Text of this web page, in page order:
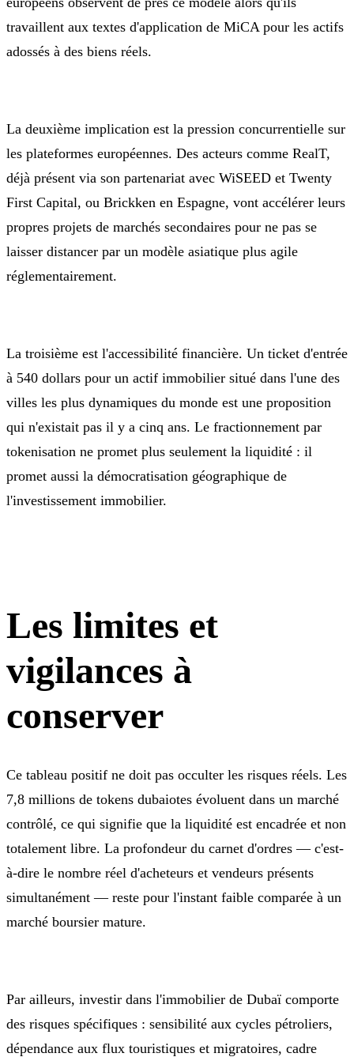
travaillent aux textes d'application de MiCA pour les actifs
adossés à des biens réels.
La deuxième implication est la pression concurrentielle sur
les plateformes européennes. Des acteurs comme RealT,
déjà présent via son partenariat avec WiSEED et Twenty
First Capital, ou Brickken en Espagne, vont accélérer leurs
propres projets de marchés secondaires pour ne pas se
laisser distancer par un modèle asiatique plus agile
réglementairement.
La troisième est l'accessibilité financière. Un ticket d'entrée
à 540 dollars pour un actif immobilier situé dans l'une des
villes les plus dynamiques du monde est une proposition
qui n'existait pas il y a cinq ans. Le fractionnement par
tokenisation ne promet plus seulement la liquidité : il
promet aussi la démocratisation géographique de
l'investissement immobilier.
Les limites et
vigilances à
conserver
Ce tableau positif ne doit pas occulter les risques réels. Les
7,8 millions de tokens dubaiotes évoluent dans un marché
contrôlé, ce qui signifie que la liquidité est encadrée et non
totalement libre. La profondeur du carnet d'ordres — c'est-
à-dire le nombre réel d'acheteurs et vendeurs présents
simultanément — reste pour l'instant faible comparée à un
marché boursier mature.
Par ailleurs, investir dans l'immobilier de Dubaï comporte
des risques spécifiques : sensibilité aux cycles pétroliers,
dépendance aux flux touristiques et migratoires, cadre